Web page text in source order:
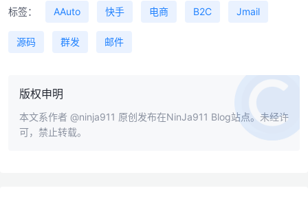
标签： AAuto 快手 电商 B2C Jmail
源码 群发 邮件
版权申明
本文系作者 @ninja911 原创发布在NinJa911 Blog站点。未经许
可，禁止转载。